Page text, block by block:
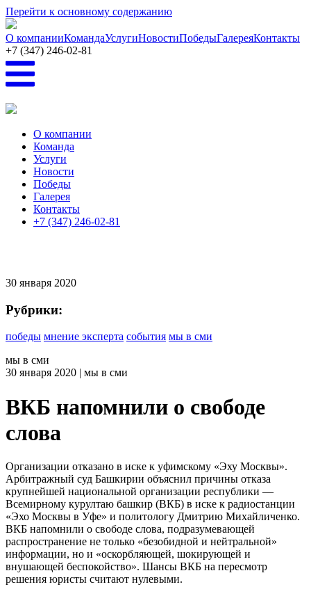
Перейти к основному содержанию
О компанииКомандаУслугиНовостиПобедыГалереяКонтакты
+7 (347) 246-02-81
О компании
Команда
Услуги
Новости
Победы
Галерея
Контакты
+7 (347) 246-02-81
30 января 2020
Рубрики:
победы мнение эксперта события мы в сми
мы в сми
30 января 2020 | мы в сми
ВКБ напомнили о свободе
слова
Организации отказано в иске к уфимскому «Эху Москвы».
Арбитражный суд Башкирии объяснил причины отказа
крупнейшей национальной организации республики —
Всемирному курултаю башкир (ВКБ) в иске к радиостанции
«Эхо Москвы в Уфе» и политологу Дмитрию Михайличенко.
ВКБ напомнили о свободе слова, подразумевающей
распространение не только «безобидной и нейтральной»
информации, но и «оскорбляющей, шокирующей и
внушающей беспокойство». Шансы ВКБ на пересмотр
решения юристы считают нулевыми.